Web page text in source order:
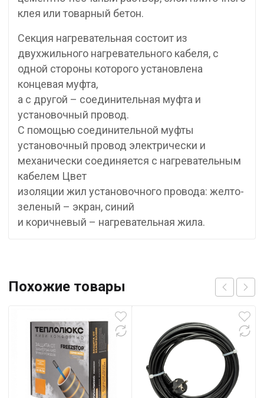
клея или товарный бетон.
Секция нагревательная состоит из
двухжильного нагревательного кабеля, с
одной стороны которого установлена
концевая муфта,
а с другой – соединительная муфта и
установочный провод.
С помощью соединительной муфты
установочный провод электрически и
механически соединяется с нагревательным
кабелем Цвет
изоляции жил установочного провода: желто-
зеленый – экран, синий
и коричневый – нагревательная жила.
Похожие товары